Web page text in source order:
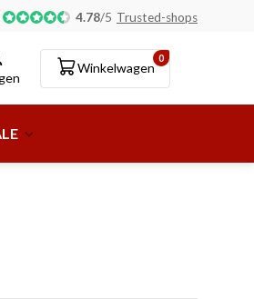
4.78/5 Trusted-shops
0
Winkelwagen